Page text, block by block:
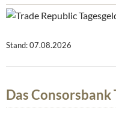
Stand: 07.08.2026
Das Consorsbank